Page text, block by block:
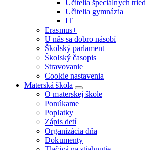
Učitelia špeciálnych tried
Učitelia gymnázia
IT
Erasmus+
U nás sa dobro násobí
Školský parlament
Školský časopis
Stravovanie
Cookie nastavenia
Materská škola
O materskej škole
Ponúkame
Poplatky
Zápis detí
Organizácia dňa
Dokumenty